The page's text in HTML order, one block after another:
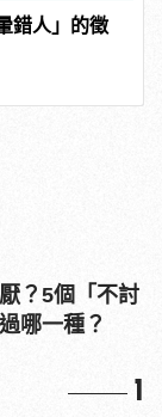
錯人」的徵
？5個「不討
哪一種？
1